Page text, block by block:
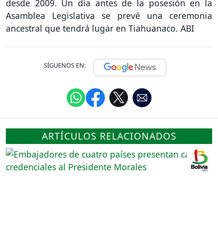
desde 2009. Un día antes de la posesión en la
Asamblea Legislativa se prevé una ceremonia
ancestral que tendrá lugar en Tiahuanaco. ABI
SÍGUENOS EN:
ARTÍCULOS RELACIONADOS